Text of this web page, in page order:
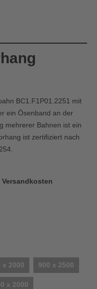
BC1.F1P01.2251 mit
ein Ösenband an der
mehrerer Bahnen ist ein
ist zertifiziert nach
Versandkosten
x 2000 900 x 2500
x 2000